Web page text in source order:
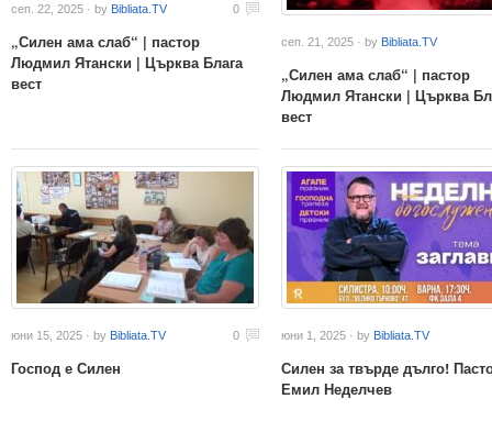
сеп. 22, 2025 · by Bibliata.TV 0
„Силен ама слаб“ | пастор
Людмил Ятански | Църква Блага
вест
сеп. 21, 2025 · by Bibliata.TV
„Силен ама слаб“ | пастор
Людмил Ятански | Църква
вест
юни 15, 2025 · by Bibliata.TV 0
Господ е Силен
юни 1, 2025 · by Bibliata.TV
Силен за твърде дълго!
Емил Неделчев